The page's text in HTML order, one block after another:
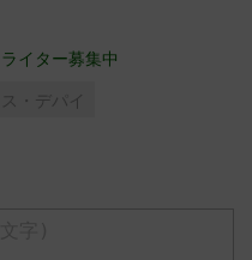
イター募集中
・デパイ